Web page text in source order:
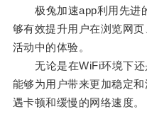
极兔加速app利用先进
够有效提升用户在浏览网
活动中的体验。
无论是在WiFi环境下还
能够为用户带来更加稳定
遇卡顿和缓慢的网络速度。